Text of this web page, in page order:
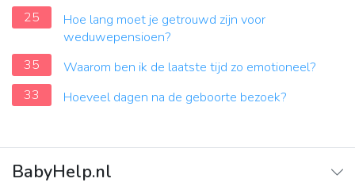
25
Hoe lang moet je getrouwd zijn voor
weduwepensioen?
35
Waarom ben ik de laatste tijd zo emotioneel?
33
Hoeveel dagen na de geboorte bezoek?
BabyHelp.nl